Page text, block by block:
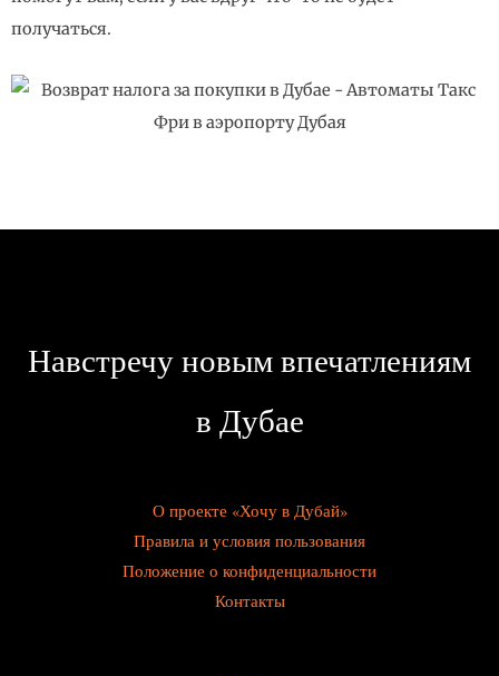
получаться.
Навстречу новым впечатлениям
в Дубае
О проекте «Хочу в Дубай»
Правила и условия пользования
Положение о конфиденциальности
Контакты